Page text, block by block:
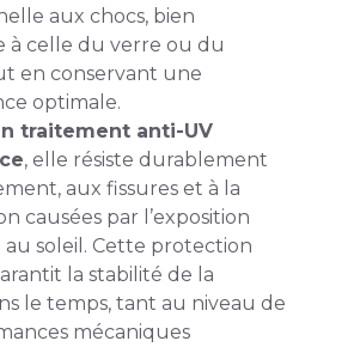
aux chocs, bien
à celle du verre ou du
en conservant une
optimale.
traitement anti-UV
, elle résiste durablement
aux fissures et à la
causées par l’exposition
soleil. Cette protection
la stabilité de la
le temps, tant au niveau de
mécaniques